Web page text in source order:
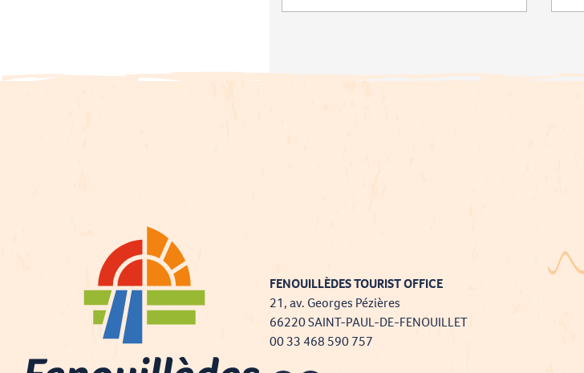
FENOUILLÈDES TOURIST OFFICE
21, av. Georges Pézières
66220 SAINT-PAUL-DE-FENOUILLET
00 33 468 590 757